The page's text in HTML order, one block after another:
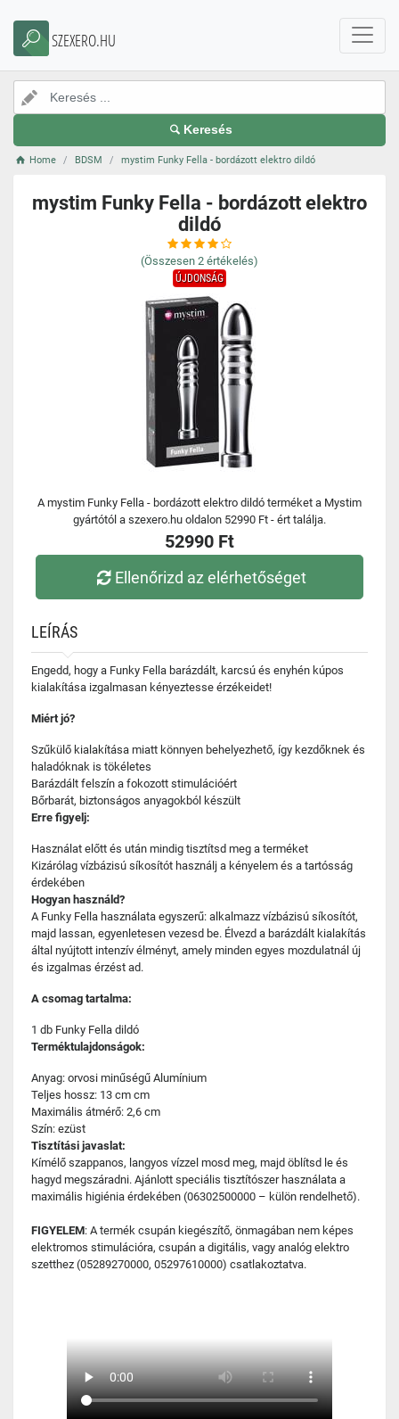
SZEXERO.HU
Keresés
Home BDSM mystim Funky Fella - bordázott elektro dildó
mystim Funky Fella - bordázott elektro
dildó
(Összesen 2 értékelés)
ÚJDONSÁG
A mystim Funky Fella - bordázott elektro dildó terméket a Mystim
gyártótól a szexero.hu oldalon 52990 Ft - ért találja.
52990 Ft
Ellenőrizd az elérhetőséget
LEÍRÁS
Engedd, hogy a Funky Fella barázdált, karcsú és enyhén kúpos
kialakítása izgalmasan kényeztesse érzékeidet!
Miért jó?
Szűkülő kialakítása miatt könnyen behelyezhető, így kezdőknek és
haladóknak is tökéletes
Barázdált felszín a fokozott stimulációért
Bőrbarát, biztonságos anyagokból készült
Erre figyelj:
Használat előtt és után mindig tisztítsd meg a terméket
Kizárólag vízbázisú síkosítót használj a kényelem és a tartósság
érdekében
Hogyan használd?
A Funky Fella használata egyszerű: alkalmazz vízbázisú síkosítót,
majd lassan, egyenletesen vezesd be. Élvezd a barázdált kialakítás
által nyújtott intenzív élményt, amely minden egyes mozdulatnál új
és izgalmas érzést ad.
A csomag tartalma:
1 db Funky Fella dildó
Terméktulajdonságok:
Anyag: orvosi minűségű Alumínium
Teljes hossz: 13 cm cm
Maximális átmérő: 2,6 cm
Szín: ezüst
Tisztítási javaslat:
Kímélő szappanos, langyos vízzel mosd meg, majd öblítsd le és
hagyd megszáradni. Ajánlott speciális tisztítószer használata a
maximális higiénia érdekében (06302500000 – külön rendelhető).
FIGYELEM: A termék csupán kiegészítő, önmagában nem képes
elektromos stimulációra, csupán a digitális, vagy analóg elektro
szetthez (05289270000, 05297610000) csatlakoztatva.